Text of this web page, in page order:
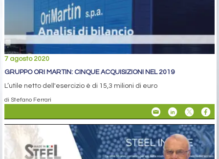
7 agosto 2020
GRUPPO ORI MARTIN: CINQUE ACQUISIZIONI NEL 2019
L’utile netto dell'esercizio è di 15,3 milioni di euro
di Stefano Ferrari